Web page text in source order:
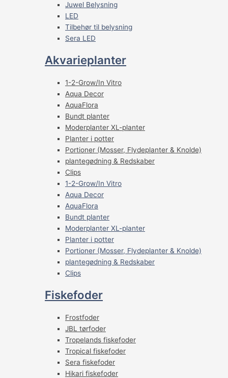
Juwel Belysning
LED
Tilbehør til belysning
Sera LED
Akvarieplanter
1-2-Grow/In Vitro
Aqua Decor
AquaFlora
Bundt planter
Moderplanter XL-planter
Planter i potter
Portioner (Mosser, Flydeplanter & Knolde)
plantegødning & Redskaber
Clips
1-2-Grow/In Vitro
Aqua Decor
AquaFlora
Bundt planter
Moderplanter XL-planter
Planter i potter
Portioner (Mosser, Flydeplanter & Knolde)
plantegødning & Redskaber
Clips
Fiskefoder
Frostfoder
JBL tørfoder
Tropelands fiskefoder
Tropical fiskefoder
Sera fiskefoder
Hikari fiskefoder